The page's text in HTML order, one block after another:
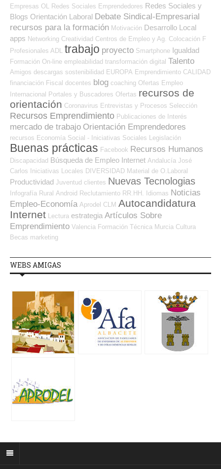
Empresas OL
Redes Sociales Emprendedores Redes Sociales y
Blogs Orientación Laboral Debate Sindical-Empresarial
recursos para la formación Motivación Desarrollo Local
apps Networking Creatividad Centros de Empleo y Ag. Colocación F
Profesionales ADL trabajo proyecto Smartphone Igualdad
Formación On-line empleabilidad transformación digital Talento
Amigos descargas sostenibilidad EUROPA Emprendimiento CALIDAD
financiación Fiscal docentes blog coaching Ofertas Empleo
Internacional Portales y Buscadores Ofertas recursos de
orientación Coronavirus Entrevistas y Procesos Selección
Recursos Emprendimiento Publicaciones de Interés
mercado de trabajo Orientación Emprendedores
recursos Economía Social - Iniciativas Sociales Legislación
Buenas prácticas Facebook Recursos Humanos
Discapacidad Búsqueda de Empleo Internet Andalucía José
Carlos Iniciativas Locales DIVERSIDAD Material de O.Laboral
Productividad Juventud clientes Nuevas Tecnologias
Infografía Rural Android Reclutamiento RR.HH. Idiomas Noticias
Empleo-Economía Aprodel CLM Autocandidatura
Internet Lectura estrategia Artículos Sobre
Emprendimiento Valencia Formación Técnica Murcia Cultura
Becas marketing
WEBS AMIGAS